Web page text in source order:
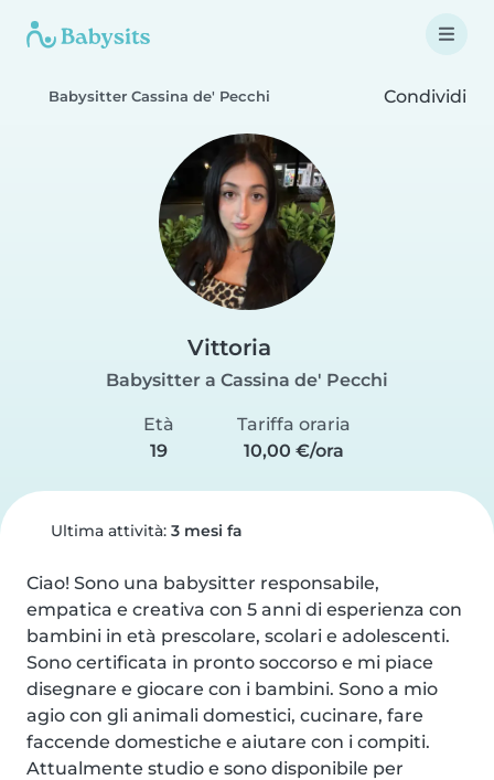
Babysitter Cassina de' Pecchi Condividi
Vittoria
Babysitter a Cassina de' Pecchi
Età
19
Tariffa oraria
10,00 €/ora
Ultima attività: 3 mesi fa
Ciao! Sono una babysitter responsabile,
empatica e creativa con 5 anni di esperienza con
bambini in età prescolare, scolari e adolescenti.
Sono certificata in pronto soccorso e mi piace
disegnare e giocare con i bambini. Sono a mio
agio con gli animali domestici, cucinare, fare
faccende domestiche e aiutare con i compiti.
Attualmente studio e sono disponibile per